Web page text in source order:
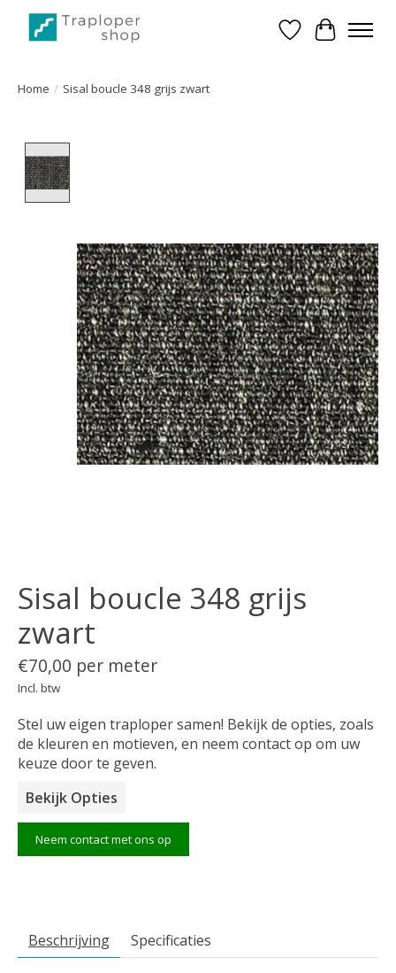
Verlanglijst
Home / Sisal boucle 348 grijs zwart
Sisal boucle 348 grijs
zwart
€70,00 per meter
Incl. btw
Stel uw eigen traploper samen! Bekijk de opties, zoals
de kleuren en motieven, en neem contact op om uw
keuze door te geven.
Bekijk Opties
Neem contact met ons op
Beschrijving Specificaties